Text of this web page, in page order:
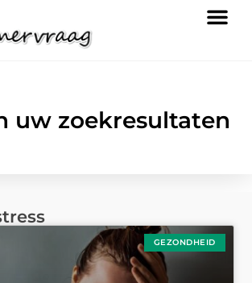
uw zoekresultaten
GEZONDHEID